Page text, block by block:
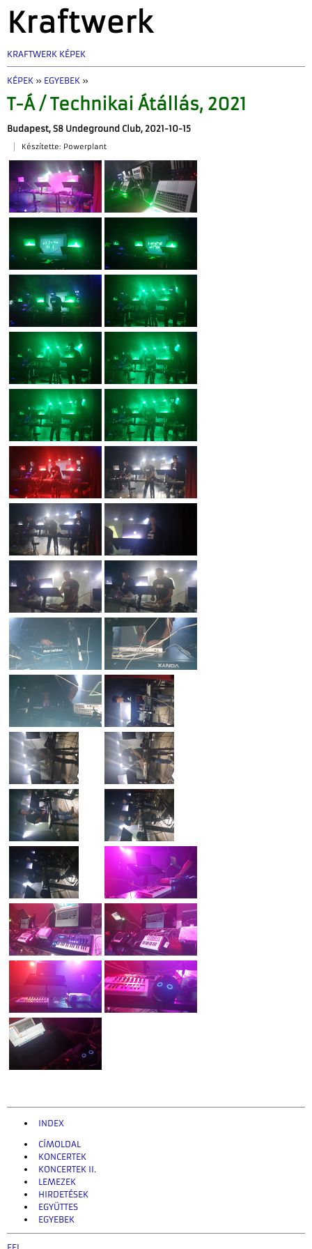
Kraftwerk
KRAFTWERK KÉPEK
KÉPEK » EGYEBEK »
T-Á / Technikai Átállás, 2021
Budapest, S8 Undeground Club, 2021-10-15
Készítette: Powerplant
INDEX
CÍMOLDAL
KONCERTEK
KONCERTEK II.
LEMEZEK
HIRDETÉSEK
EGYÜTTES
EGYEBEK